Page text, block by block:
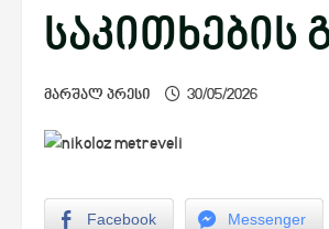
საკითხების
მარშალ პრესი 30/05/2026
Facebook Messenger